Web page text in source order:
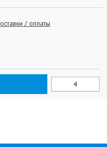
/ оплаты